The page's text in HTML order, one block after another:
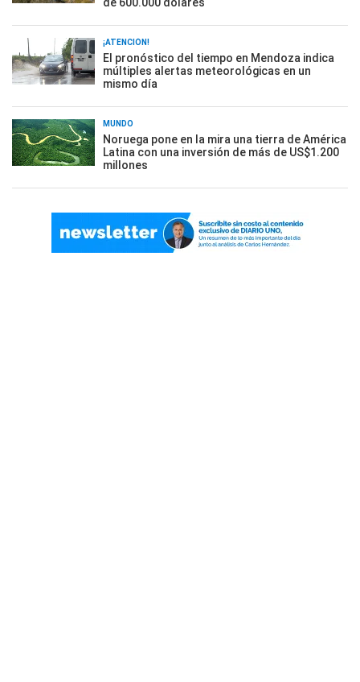
¡ATENCIÓN!
El pronóstico del tiempo en Mendoza indica
múltiples alertas meteorológicas en un
mismo día
MUNDO
Noruega pone en la mira una tierra de América
Latina con una inversión de más de US$1.200
millones